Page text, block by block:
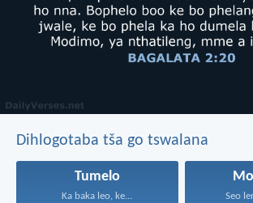
Dihlogotaba tša go tswalana
Tumelo
Ka baka leo, ke... Seo